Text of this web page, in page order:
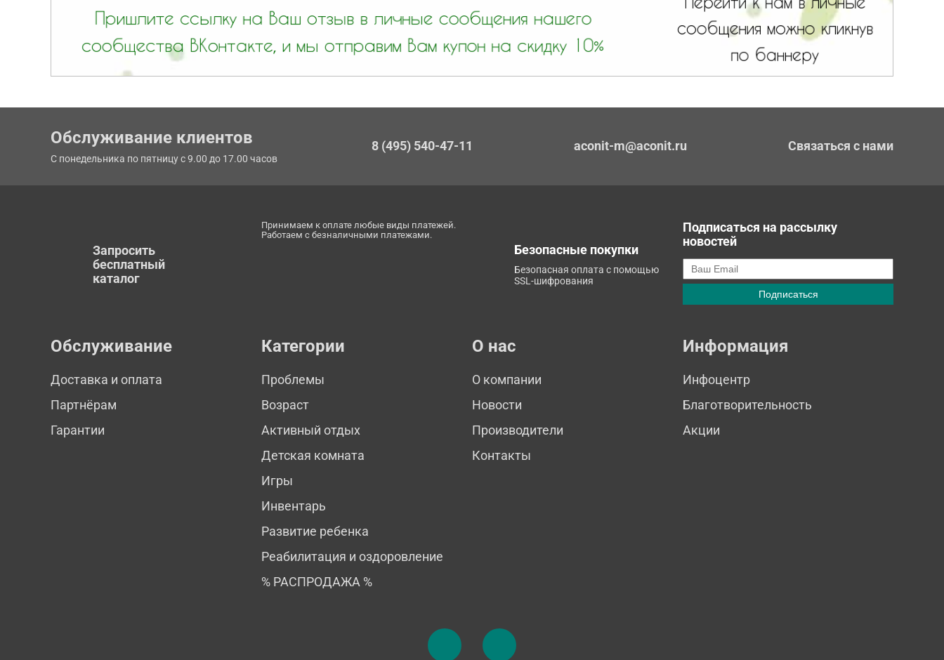
Обслуживание клиентов
С понедельника по пятницу с 9.00 до 17.00 часов
8 (495) 540-47-11 aconit-m@aconit.ru Связаться с нами
Запросить
бесплатный
каталог
Принимаем к оплате любые виды платежей.
Работаем с безналичными платежами.
Безопасные покупки
Безопасная оплата с помощью
SSL-шифрования
Подписаться на рассылку
новостей
Обслуживание
Доставка и оплата
Партнёрам
Гарантии
Категории
Проблемы
Возраст
Активный отдых
Детская комната
Игры
Инвентарь
Развитие ребенка
Реабилитация и оздоровление
% РАСПРОДАЖА %
О нас
О компании
Новости
Производители
Контакты
Информация
Инфоцентр
Благотворительность
Акции